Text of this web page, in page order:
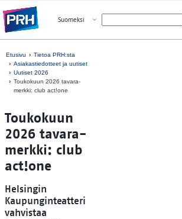
Valitse kieli
Suomeksi Avaa valikko
Etusivu
Tietoa PRH:sta
Asiakastiedotteet ja uutiset
Uutiset 2026
Toukokuun 2026 ta­va­ra­
merk­ki: club act!one
Toukokuun
2026 ta­va­ra­
merk­ki: club
act!one
Helsingin
Kaupunginteatteri
vahvistaa